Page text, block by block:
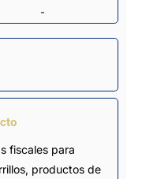
-
fiscales para
productos de